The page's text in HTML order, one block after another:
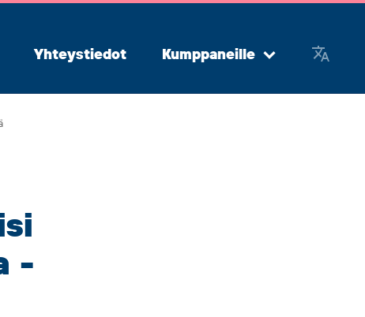
Yhteystiedot Kumppaneille
Avaa
-